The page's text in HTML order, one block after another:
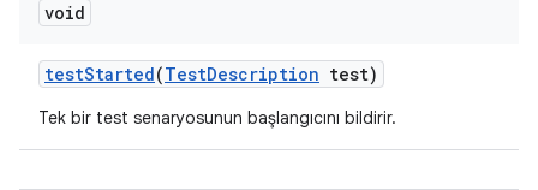
void
testStarted(TestDescription test)
Tek bir test senaryosunun başlangıcını bildirir.